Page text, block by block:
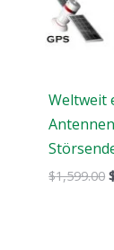
Weltweit
$1,599.00